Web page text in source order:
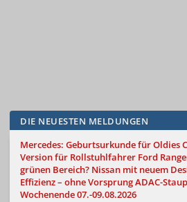
DIE NEUESTEN MELDUNGEN
Mercedes: Geburtsurkunde für Oldies
Version für Rollstuhlfahrer Ford
grünen Bereich? Nissan mit neuem
Effizienz – ohne VorsprungADAC-
Wochenende 07.-09.08.2026